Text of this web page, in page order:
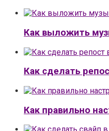
Как выложить
Как сделать
Как правильно